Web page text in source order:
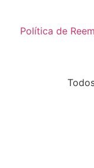
Política de